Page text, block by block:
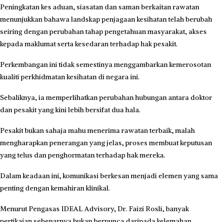
Peningkatan kes aduan, siasatan dan saman berkaitan rawatan
menunjukkan bahawa landskap penjagaan kesihatan telah berubah
seiring dengan perubahan tahap pengetahuan masyarakat, akses
kepada maklumat serta kesedaran terhadap hak pesakit.
Perkembangan ini tidak semestinya menggambarkan kemerosotan
kualiti perkhidmatan kesihatan di negara ini.
Sebaliknya, ia memperlihatkan perubahan hubungan antara doktor
dan pesakit yang kini lebih bersifat dua hala.
Pesakit bukan sahaja mahu menerima rawatan terbaik, malah
mengharapkan penerangan yang jelas, proses membuat keputusan
yang telus dan penghormatan terhadap hak mereka.
Dalam keadaan ini, komunikasi berkesan menjadi elemen yang sama
penting dengan kemahiran klinikal.
Menurut Pengasas IDEAL Advisory, Dr. Faizi Rosli, banyak